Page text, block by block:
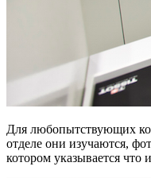
Для любопытствующих
отделе они изучаются,
котором указывается